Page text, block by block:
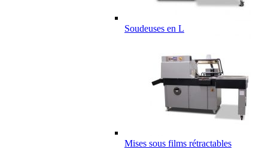
Soudeuses en L
Mises sous films rétractables